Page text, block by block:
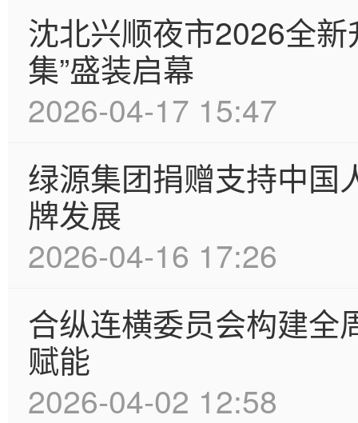
沈北兴顺夜市2026全
集”盛装启幕
2026-04-17 15:47
绿源集团捐赠支持中国
牌发展
2026-04-16 17:26
合纵连横委员会构建全
赋能
2026-04-02 12:58